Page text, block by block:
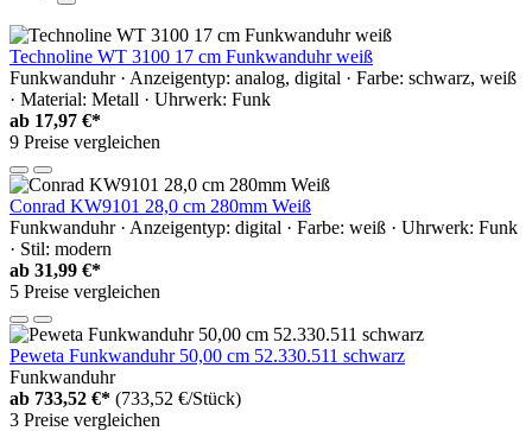
Technoline WT 3100 17 cm Funkwanduhr weiß
Funkwanduhr · Anzeigentyp: analog, digital · Farbe: schwarz, weiß
· Material: Metall · Uhrwerk: Funk
ab 17,97 €*
9 Preise vergleichen
Conrad KW9101 28,0 cm 280mm Weiß
Funkwanduhr · Anzeigentyp: digital · Farbe: weiß · Uhrwerk: Funk
· Stil: modern
ab 31,99 €*
5 Preise vergleichen
Peweta Funkwanduhr 50,00 cm 52.330.511 schwarz
Funkwanduhr
ab 733,52 €* (733,52 €/Stück)
3 Preise vergleichen